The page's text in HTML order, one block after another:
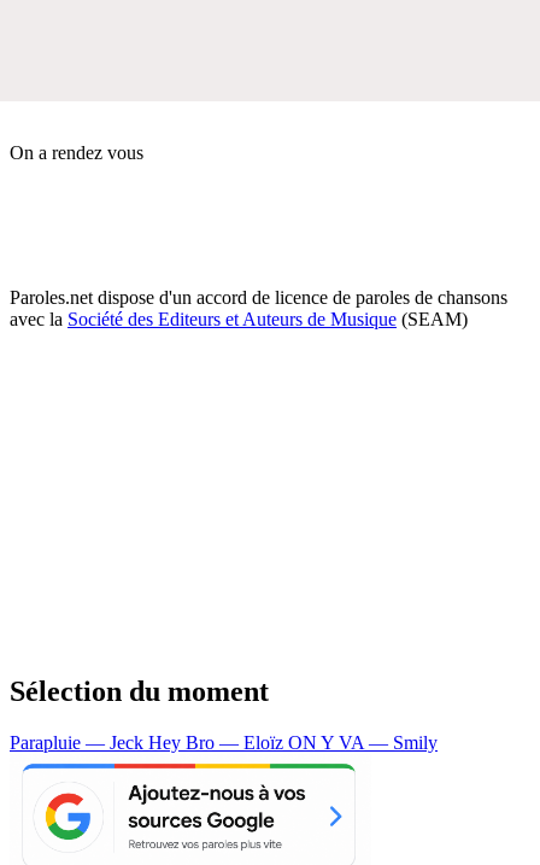
On a rendez vous
Paroles.net dispose d'un accord de licence de paroles de chansons
avec la Société des Editeurs et Auteurs de Musique (SEAM)
Sélection du moment
Parapluie — Jeck Hey Bro — Eloïz ON Y VA — Smily